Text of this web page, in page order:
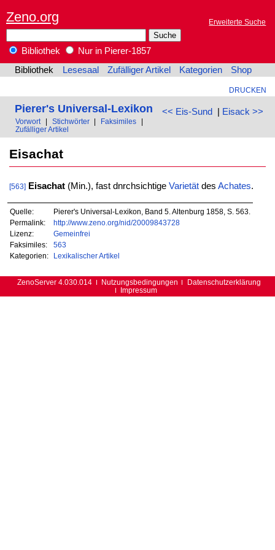
Zeno.org Erweiterte Suche
Bibliothek
Nur in Pierer-1857
Bibliothek
Lesesaal Zufälliger Artikel Kategorien Shop
DRUCKEN
<< Eis-Sund| Eisack >>
Pierer's Universal-Lexikon
Vorwort Stichwörter Faksimiles
Zufälliger Artikel
Eisachat
[563] Eisachat(Min.), fast dnrchsichtige Varietätdes Achates.
Quelle:
Pierer's Universal-Lexikon, Band 5. Altenburg 1858, S. 563.
Permalink:
http://www.zeno.org/nid/20009843728
Lizenz:
Gemeinfrei
Faksimiles:
563
Kategorien:
Lexikalischer Artikel
ZenoServer 4.030.014 Nutzungsbedingungen
Datenschutzerklärung
Impressum